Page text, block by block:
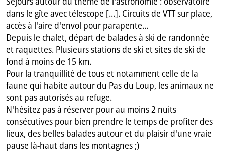
dans le gîte avec télescope [...]. Circuits de VTT sur place,
accès à l'aire d'envol pour parapente...
Depuis le chalet, départ de balades à ski de randonnée
et raquettes. Plusieurs stations de ski et sites de ski de
fond à moins de 15 km.
Pour la tranquillité de tous et notamment celle de la
faune qui habite autour du Pas du Loup, les animaux ne
sont pas autorisés au refuge.
N'hésitez pas à réserver pour au moins 2 nuits
consécutives pour bien prendre le temps de profiter des
lieux, des belles balades autour et du plaisir d'une vraie
pause là-haut dans les montagnes ;)